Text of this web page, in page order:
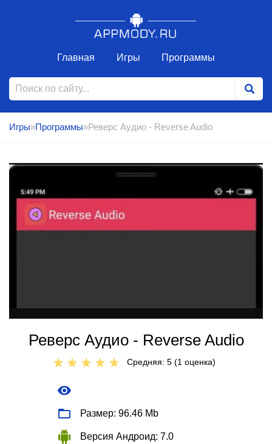
Главная Игры Программы
Игры»Программы»Реверс Аудио - Reverse Audio
Реверс Аудио - Reverse Audio
Средняя: 5 (1 оценкa)
Размер: 96.46 Mb
Версия Андроид: 7.0